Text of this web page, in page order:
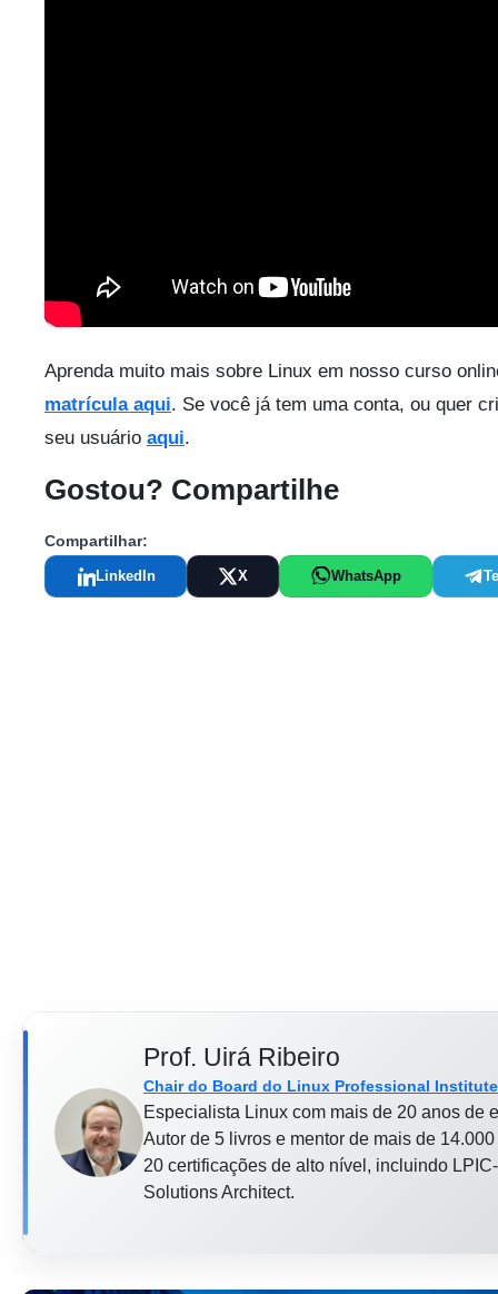
Aprenda muito mais sobre Linux em nosso curso
matrícula aqui. Se você já tem uma conta, ou quer
seu usuário aqui.
Gostou? Compartilhe
Compartilhar:
LinkedIn X WhatsApp
Prof. Uirá Ribeiro
Chair do Board do Linux Professional Institute
Especialista Linux com mais de 20 anos de
Autor de 5 livros e mentor de mais de
20 certificações de alto nível, incluindo
Solutions Architect.